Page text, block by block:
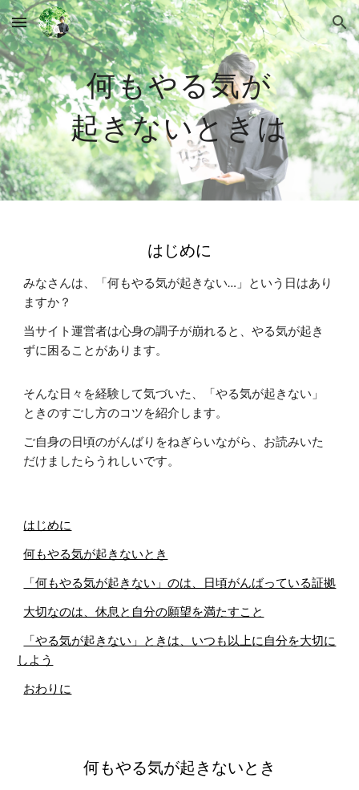
Skip to main content Skip to navigation
何もやる気が
起きないときは
はじめに
みなさんは、「何もやる気が起きない…」という日はあり
ますか？
当サイト運営者は心身の調子が崩れると、やる気が起き
ずに困ることがあります。
そんな日々を経験して気づいた、「やる気が起きない」
ときのすごし方のコツを紹介します。
ご自身の日頃のがんばりをねぎらいながら、お読みいた
だけましたらうれしいです。
はじめに
何もやる気が起きないとき
「何もやる気が起きない」のは、日頃がんばっている証拠
大切なのは、休息と自分の願望を満たすこと
「やる気が起きない」ときは、いつも以上に自分を大切に
しよう
おわりに
何もやる気が起きないとき